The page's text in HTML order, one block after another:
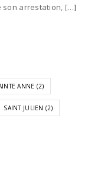
son arrestation, […]
ANNE (2)
SAINT JULIEN (2)